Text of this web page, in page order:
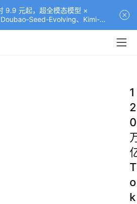
9.9 元起，超全模态模型 ×
Seed-Evolving、Kimi-
1
2
0
T
o
k